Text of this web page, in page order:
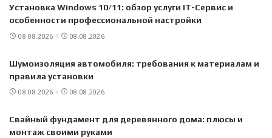
Установка Windows 10/11: обзор услуги IT-Сервис и
особенности профессиональной настройки
08.08.2026 08.08.2026
Шумоизоляция автомобиля: требования к материалам и
правила установки
08.08.2026 08.08.2026
Свайный фундамент для деревянного дома: плюсы и
монтаж своими руками